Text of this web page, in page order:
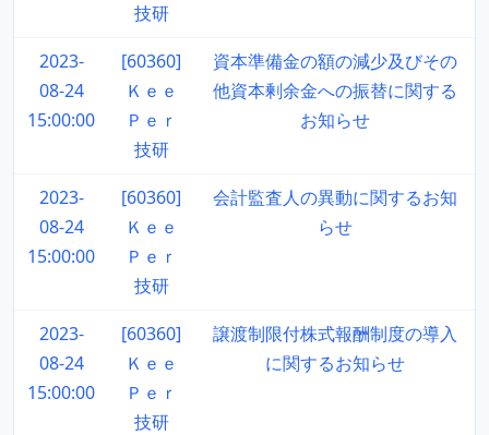
技研
2023-
08-24
15:00:00
[60360]
Ｋｅｅ
Ｐｅｒ
技研
資本準備金の額の減少及びその
他資本剰余金への振替に関する
お知らせ
2023-
08-24
15:00:00
[60360]
Ｋｅｅ
Ｐｅｒ
技研
会計監査人の異動に関するお知
らせ
2023-
08-24
15:00:00
[60360]
Ｋｅｅ
Ｐｅｒ
技研
譲渡制限付株式報酬制度の導入
に関するお知らせ